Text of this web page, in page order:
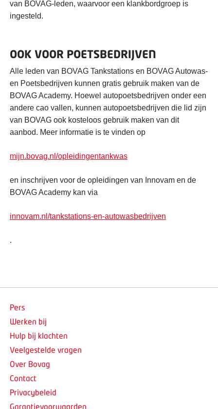
van BOVAG-leden, waarvoor een klankbordgroep is
ingesteld.
OOK VOOR POETSBEDRIJVEN
Alle leden van BOVAG Tankstations en BOVAG Autowas-
en Poetsbedrijven kunnen gratis gebruik maken van de
BOVAG Academy. Hoewel autopoetsbedrijven onder een
andere cao vallen, kunnen autopoetsbedrijven die lid zijn
van BOVAG ook kosteloos gebruik maken van dit
aanbod. Meer informatie is te vinden op
mijn.bovag.nl/opleidingentankwas
en inschrijven voor de opleidingen van Innovam en de
BOVAG Academy kan via
innovam.nl/tankstations-en-autowasbedrijven
.
Pers
Werken bij
Hulp bij klachten
Veelgestelde vragen
Over Bovag
Contact
Privacybeleid
Garantievoorwaarden